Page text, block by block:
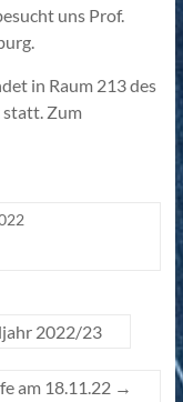
uns Prof.
in Raum 213 des
statt. Zum
2022/23
am 18.11.22 →